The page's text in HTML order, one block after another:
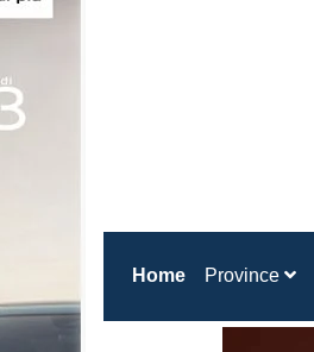
Home(current)
Province